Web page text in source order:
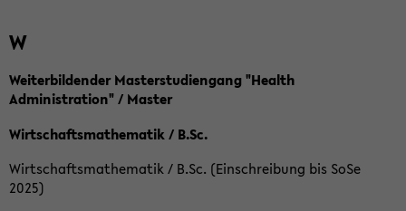
W
Weiterbildender Masterstudiengang "Health
Administration" / Master
Wirtschaftsmathematik / B.Sc.
Wirtschaftsmathematik / B.Sc. (Einschreibung bis SoSe
2025)